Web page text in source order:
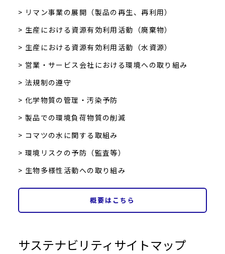
> リマン事業の展開（製品の再生、再利用）
> 生産における資源有効利用活動（廃棄物）
> 生産における資源有効利用活動（水資源）
> 営業・サービス会社における環境への取り組み
> 法規制の遵守
> 化学物質の管理・汚染予防
> 製品での環境負荷物質の削減
> コマツの水に関する取組み
> 環境リスクの予防（監査等）
> 生物多様性活動への取り組み
概要はこちら
サステナビリティサイトマップ